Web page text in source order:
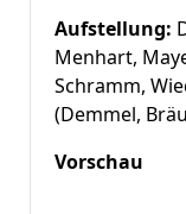
Aufstellung:
Menhart,
Schramm,
(Demmel,
Vorschau